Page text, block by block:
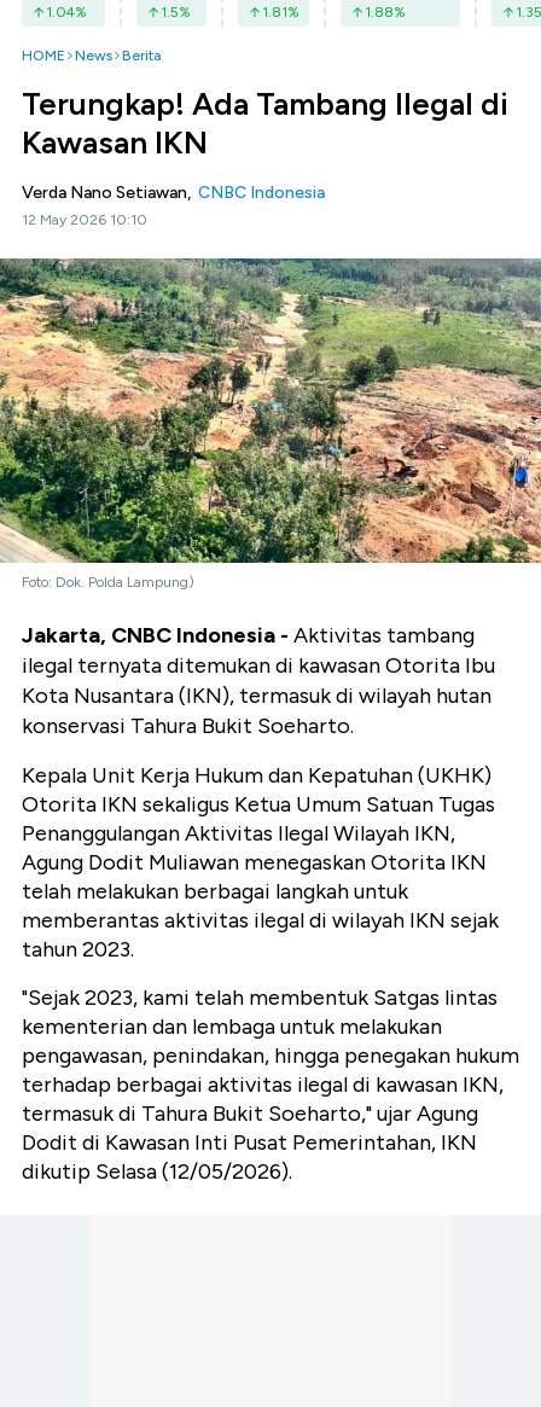
1.04% 1.5% 1.81% 1.88% 1.35
HOME News Berita
Terungkap! Ada Tambang Ilegal di
Kawasan IKN
Verda Nano Setiawan, CNBC Indonesia
12 May 2026 10:10
Foto: Dok. Polda Lampung)
Jakarta, CNBC Indonesia - Aktivitas tambang
ilegal ternyata ditemukan di kawasan Otorita Ibu
Kota Nusantara (IKN), termasuk di wilayah hutan
konservasi Tahura Bukit Soeharto.
Kepala Unit Kerja Hukum dan Kepatuhan (UKHK)
Otorita IKN sekaligus Ketua Umum Satuan Tugas
Penanggulangan Aktivitas Ilegal Wilayah IKN,
Agung Dodit Muliawan menegaskan Otorita IKN
telah melakukan berbagai langkah untuk
memberantas aktivitas ilegal di wilayah IKN sejak
tahun 2023.
"Sejak 2023, kami telah membentuk Satgas lintas
kementerian dan lembaga untuk melakukan
pengawasan, penindakan, hingga penegakan hukum
terhadap berbagai aktivitas ilegal di kawasan IKN,
termasuk di Tahura Bukit Soeharto," ujar Agung
Dodit di Kawasan Inti Pusat Pemerintahan, IKN
dikutip Selasa (12/05/2026).